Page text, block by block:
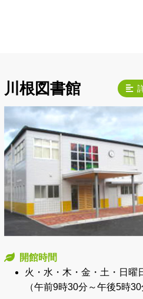
川根図書館
開館時間
火・水・木・金・土・日曜
（午前9時30分～午後5時30